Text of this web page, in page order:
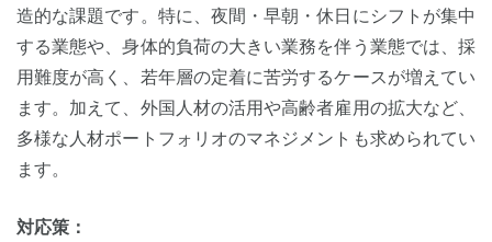
造的な課題です。特に、夜間・早朝・休日にシフトが集中
する業態や、身体的負荷の大きい業務を伴う業態では、採
用難度が高く、若年層の定着に苦労するケースが増えてい
ます。加えて、外国人材の活用や高齢者雇用の拡大など、
多様な人材ポートフォリオのマネジメントも求められてい
ます。
対応策：